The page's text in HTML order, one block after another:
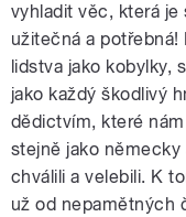
vyhladit věc, která je
užitečná a
lidstva jako kobylky,
jako každý škodlivý
dědictvím, které
stejně jako
chválili a velebili. K
už od nepamětných